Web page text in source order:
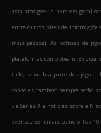
assuntos geek e nerd em geral
entre outros sites de
mais pessoal. As notícias de
plataformas como Steam, Epic
tudo, como boa parte dos jogos
consoles, também sempre terão
S e Series X e notícias sobre a
eventos semanais como o Top